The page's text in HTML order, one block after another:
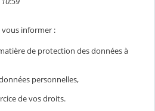
informer :
de protection des données à
personnelles,
de vos droits.